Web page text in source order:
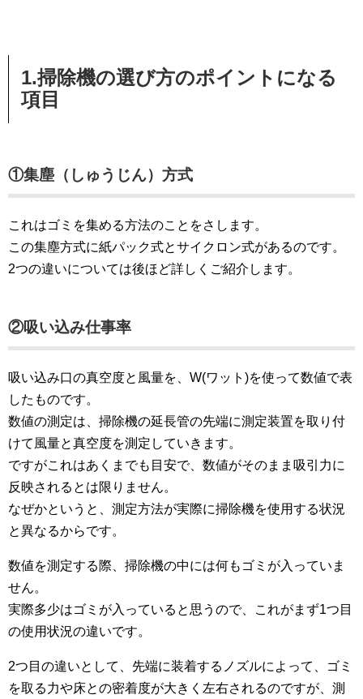
1.掃除機の選び方のポイントになる
項目
①集塵（しゅうじん）方式
これはゴミを集める方法のことをさします。
この集塵方式に紙パック式とサイクロン式があるのです。
2つの違いについては後ほど詳しくご紹介します。
②吸い込み仕事率
吸い込み口の真空度と風量を、W(ワット)を使って数値で表
したものです。
数値の測定は、掃除機の延長管の先端に測定装置を取り付
けて風量と真空度を測定していきます。
ですがこれはあくまでも目安で、数値がそのまま吸引力に
反映されるとは限りません。
なぜかというと、測定方法が実際に掃除機を使用する状況
と異なるからです。
数値を測定する際、掃除機の中には何もゴミが入っていま
せん。
実際多少はゴミが入っていると思うので、これがまず1つ目
の使用状況の違いです。
2つ目の違いとして、先端に装着するノズルによって、ゴミ
を取る力や床との密着度が大きく左右されるのですが、測